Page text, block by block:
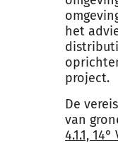
het
project.
De
van
4.1.1, 14°